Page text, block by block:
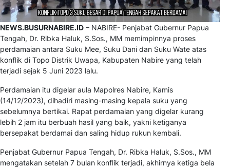
NEWS.BUSURNABIRE.ID – NABIRE- Penjabat Gubernur Papua
Tengah, Dr. Ribka Haluk, S.Sos., MM memimpinnya proses
perdamaian antara Suku Mee, Suku Dani dan Suku Wate atas
konflik di Topo Distrik Uwapa, Kabupaten Nabire yang telah
terjadi sejak 5 Juni 2023 lalu.
Perdamaian itu digelar aula Mapolres Nabire, Kamis
(14/12/2023), dihadiri masing-masing kepala suku yang
sebelumnya bertikai. Rapat perdamaian yang digelar kurang
lebih 2 jam itu berbuah hasil yang baik, yakni ketiganya
bersepakat berdamai dan saling hidup rukun kembali.
Penjabat Gubernur Papua Tengah, Dr. Ribka Haluk, S.Sos., MM
mengatakan setelah 7 bulan konflik terjadi, akhirnya ketiga bela